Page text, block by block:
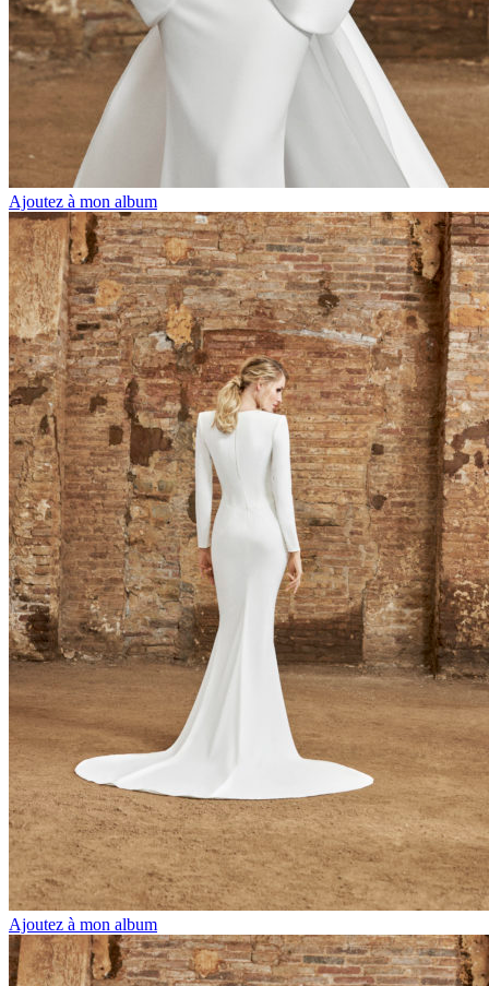
Ajoutez à mon album
Ajoutez à mon album